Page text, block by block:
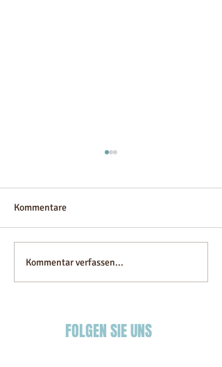
Ahlam villa
Kommentare
Kommentar verfassen...
FOLGEN SIE UNS